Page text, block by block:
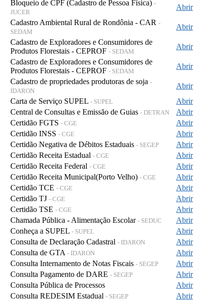
Bloqueio de CPF (Cadastro de Pessoa Física) -
JUCER
Abrir
Cadastro Ambiental Rural de Rondônia - CAR -
SEDAM
Abrir
Cadastro de Exploradores e Consumidores de
Produtos Florestais - CEPROF - SEDAM
Abrir
Cadastro de Exploradores e Consumidores de
Produtos Florestais - CEPROF - SEDAM
Abrir
Cadastro de propriedades produtoras de soja -
IDARON
Abrir
Carta de Serviço SUPEL - SUPEL
Abrir
Central de Consultas e Emissão de Guias - DETRAN
Abrir
Certidão FGTS - CGE
Abrir
Certidão INSS - CGE
Abrir
Certidão Negativa de Débitos Estaduais - SEGEP
Abrir
Certidão Receita Estadual - CGE
Abrir
Certidão Receita Federal - CGE
Abrir
Certidão Receita Municipal(Porto Velho) - CGE
Abrir
Certidão TCE - CGE
Abrir
Certidão TJ - CGE
Abrir
Certidão TSE - CGE
Abrir
Chamada Pública - Alimentação Escolar - SEDUC
Abrir
Conheça a SUPEL - SUPEL
Abrir
Consulta de Declaração Cadastral - IDARON
Abrir
Consulta de GTA - IDARON
Abrir
Consulta Internamento de Notas Fiscais - SEGEP
Abrir
Consulta Pagamento de DARE - SEGEP
Abrir
Consulta Pública de Processos
Abrir
Consulta REDESIM Estadual - SEGEP
Abrir